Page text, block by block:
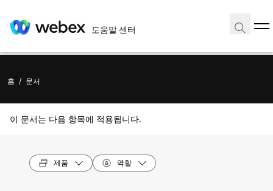
도움말 센터
홈 / 문서
이 문서는 다음 항목에 적용됩니다.
제품 역할